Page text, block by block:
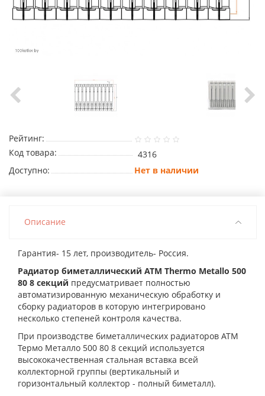
Рейтинг:
Код товара:
4316
Доступно:
Нет в наличии
Описание
Гарантия- 15 лет, производитель- Россия.
Радиатор биметаллический ATM Thermo Metallo 500
80 8 секций предусматривает полностью
автоматизированную механическую обработку и
сборку радиаторов в которую интегрировано
несколько степеней контроля качества.
При производстве биметаллических радиаторов АТМ
Термо Металло 500 80 8 секций используется
высококачественная стальная вставка всей
коллекторной группы (вертикальный и
горизонтальный коллектор - полный биметалл).